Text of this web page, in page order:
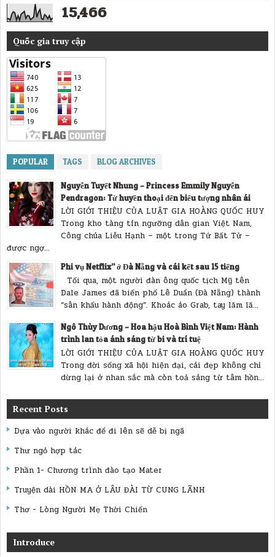
15,466
Quốc gia truy cập
POPULAR TAGS BLOG ARCHIVES
Nguyễn Tuyết Nhung – Princess Emmily Nguyễn
Pendragon: Từ huyền thoại đến biểu tượng nhân ái
LỜI GIỚI THIỆU CỦA LUẬT GIA HOÀNG QUỐC HUY
Trong kho tàng tín ngưỡng dân gian Việt Nam,
Công chúa Liễu Hạnh – một trong Tứ Bất Tử –
được ngợ...
Phi vụ Netflix” ở Đà Nẵng và cái kết sau 15 tiếng
Tối qua, một người đàn ông quốc tịch Mỹ tên
Dale James đã biến phố Lê Duẩn (Đà Nẵng) thành
“sân khấu hành động”. Khoác áo Grab, tay lăm lă...
Ngô Thùy Dương – Hoa hậu Hoà Bình Việt Nam: Hành
trình lan tỏa ánh sáng từ bi và trí tuệ
LỜI GIỚI THIỆU CỦA LUẬT GIA HOÀNG QUỐC HUY
Trong đời sống xã hội hiện đại, cái đẹp không chỉ
dừng lại ở nhan sắc mà còn toả sáng từ tâm hồn...
Recent Posts
Dựa vào người khác để đi lên sẽ dễ bị ngã
Thư ngỏ hợp tác
Phần 1- Chương trình đào tạo Mater
Truyện dài HỒN MA Ở LÂU ĐÀI TỪ CUNG LÃNH
Thơ - Lòng Người Mẹ Thời Chiến
Introduce